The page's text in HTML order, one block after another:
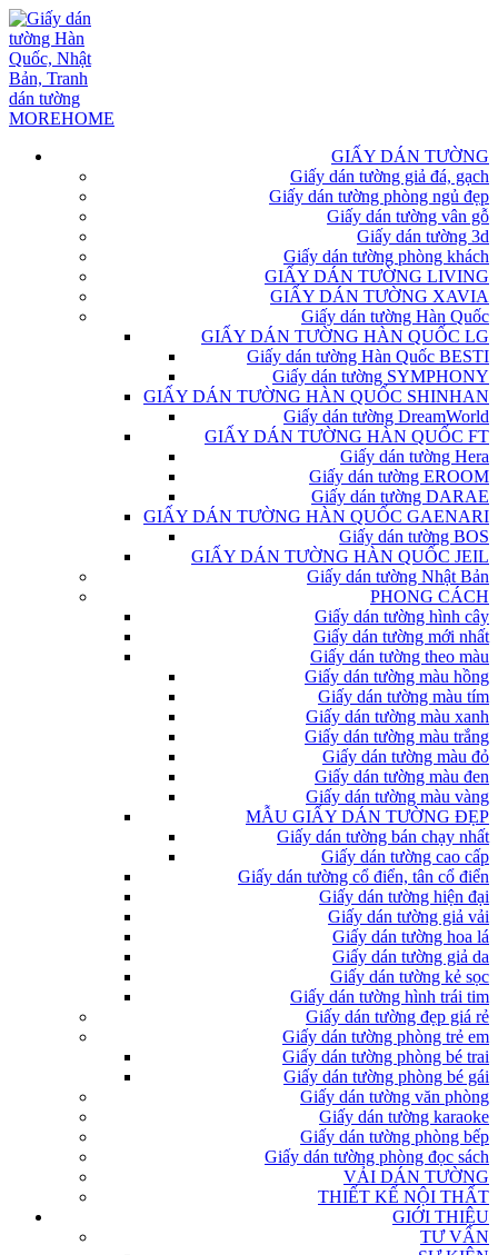
GIẤY DÁN TƯỜNG
Giấy dán tường giả đá, gạch
Giấy dán tường phòng ngủ đẹp
Giấy dán tường vân gỗ
Giấy dán tường 3d
Giấy dán tường phòng khách
GIẤY DÁN TƯỜNG LIVING
GIẤY DÁN TƯỜNG XAVIA
Giấy dán tường Hàn Quốc
GIẤY DÁN TƯỜNG HÀN QUỐC LG
Giấy dán tường Hàn Quốc BESTI
Giấy dán tường SYMPHONY
GIẤY DÁN TƯỜNG HÀN QUỐC SHINHAN
Giấy dán tường DreamWorld
GIẤY DÁN TƯỜNG HÀN QUỐC FT
Giấy dán tường Hera
Giấy dán tường EROOM
Giấy dán tường DARAE
GIẤY DÁN TƯỜNG HÀN QUỐC GAENARI
Giấy dán tường BOS
GIẤY DÁN TƯỜNG HÀN QUỐC JEIL
Giấy dán tường Nhật Bản
PHONG CÁCH
Giấy dán tường hình cây
Giấy dán tường mới nhất
Giấy dán tường theo màu
Giấy dán tường màu hồng
Giấy dán tường màu tím
Giấy dán tường màu xanh
Giấy dán tường màu trắng
Giấy dán tường màu đỏ
Giấy dán tường màu đen
Giấy dán tường màu vàng
MẪU GIẤY DÁN TƯỜNG ĐẸP
Giấy dán tường bán chạy nhất
Giấy dán tường cao cấp
Giấy dán tường cổ điển, tân cổ điển
Giấy dán tường hiện đại
Giấy dán tường giả vải
Giấy dán tường hoa lá
Giấy dán tường giả da
Giấy dán tường kẻ sọc
Giấy dán tường hình trái tim
Giấy dán tường đẹp giá rẻ
Giấy dán tường phòng trẻ em
Giấy dán tường phòng bé trai
Giấy dán tường phòng bé gái
Giấy dán tường văn phòng
Giấy dán tường karaoke
Giấy dán tường phòng bếp
Giấy dán tường phòng đọc sách
VẢI DÁN TƯỜNG
THIẾT KẾ NỘI THẤT
GIỚI THIỆU
TƯ VẤN